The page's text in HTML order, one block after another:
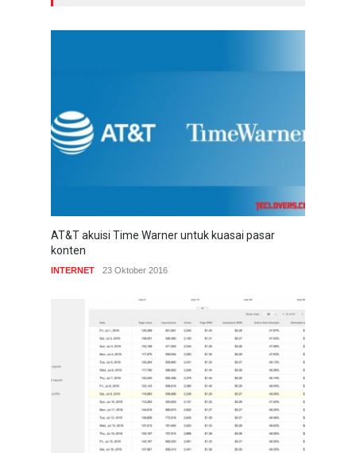
AT&T akuisi Time Warner untuk kuasai pasar
konten
INTERNET 23 Oktober 2016